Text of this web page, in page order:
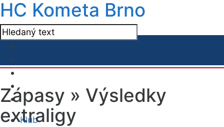
HC Kometa Brno
Klub
Zápasy » Výsledky
extraligy